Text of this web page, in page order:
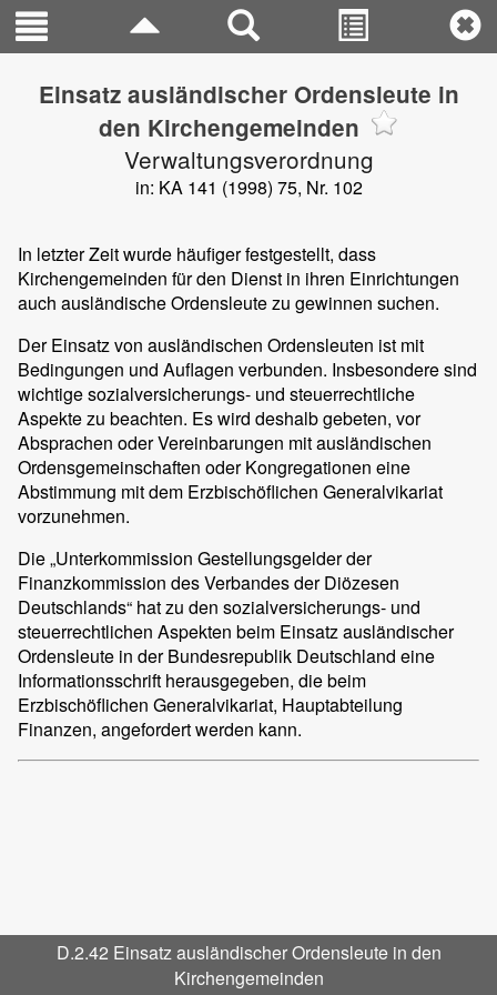
D.2.42 Einsatz ausländischer Ordensleute in den
Kirchengemeinden
Einsatz ausländischer Ordensleute in
den Kirchengemeinden
Verwaltungsverordnung
in: KA 141 (1998) 75, Nr. 102
In letzter Zeit wurde häufiger festgestellt, dass
Kirchengemeinden für den Dienst in ihren Einrichtungen
auch ausländische Ordensleute zu gewinnen suchen.
Der Einsatz von ausländischen Ordensleuten ist mit
Bedingungen und Auflagen verbunden. Insbesondere sind
wichtige sozialversicherungs- und steuerrechtliche
Aspekte zu beachten. Es wird deshalb gebeten, vor
Absprachen oder Vereinbarungen mit ausländischen
Ordensgemeinschaften oder Kongregationen eine
Abstimmung mit dem Erzbischöflichen Generalvikariat
vorzunehmen.
Die „Unterkommission Gestellungsgelder der
Finanzkommission des Verbandes der Diözesen
Deutschlands“ hat zu den sozialversicherungs- und
steuerrechtlichen Aspekten beim Einsatz ausländischer
Ordensleute in der Bundesrepublik Deutschland eine
Informationsschrift herausgegeben, die beim
Erzbischöflichen Generalvikariat, Hauptabteilung
Finanzen, angefordert werden kann.